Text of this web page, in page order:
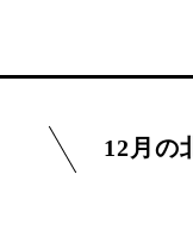
12月の